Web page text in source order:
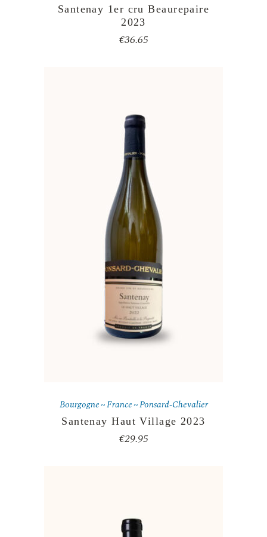
Santenay 1er cru Beaurepaire
2023
€36.65
Bourgogne France Ponsard-Chevalier
Santenay Haut Village 2023
€29.95